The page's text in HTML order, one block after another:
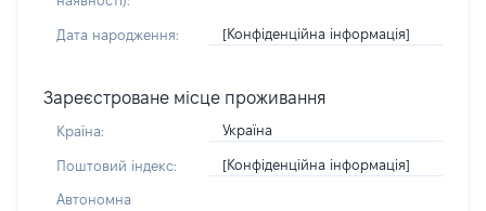
Дата народження: [Конфіденційна інформація]
Зареєстроване місце проживання
Країна: Україна
Поштовий індекс: [Конфіденційна інформація]
Автономна